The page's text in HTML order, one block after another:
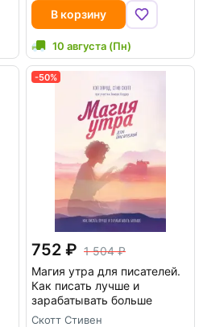
В корзину
10 августа (Пн)
-50%
752
1 504
Магия утра для писателей.
Как писать лучше и
зарабатывать больше
Скотт Стивен